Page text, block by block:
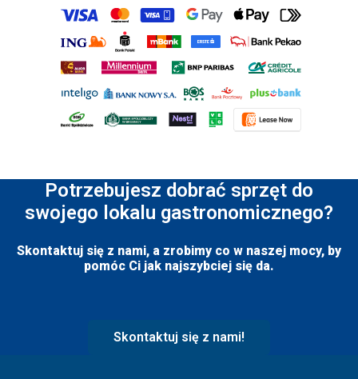
Potrzebujesz dobrać sprzęt do
swojego lokalu gastronomicznego?
Skontaktuj się z nami, a zrobimy co w naszej mocy, by
pomóc Ci jak najszybciej się da.
Skontaktuj się z nami!